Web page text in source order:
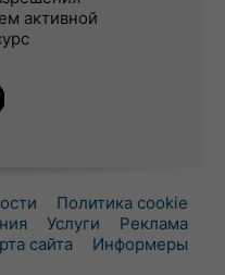
активной
Политика cookie
Услуги
Реклама
сайта Информеры